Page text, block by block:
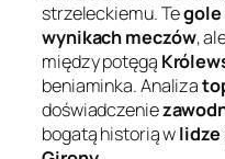
strzeleckiemu. Tegole
wynikach meczów,
między potęgą
beniaminka. Analiza
doświadczenie
bogatą historią wlidze